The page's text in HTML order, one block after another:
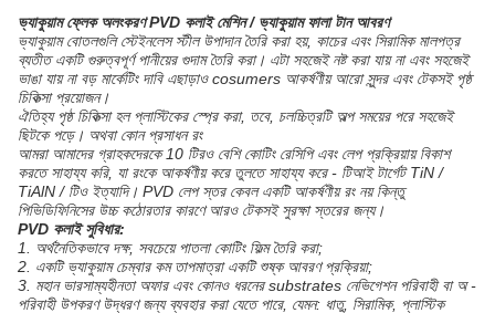
ভ্যাকুয়াম ফ্লেক অলংকরণ PVD কলাই মেশিন / ভ্যাকুয়াম ফালা টান আবরণ
ভ্যাকুয়াম বোতলগুলি স্টেইনলেস স্টীল উপাদান তৈরি করা হয়, কাচের এবং সিরামিক মালপত্র
ব্যতীত একটি গুরুত্বপূর্ণ পানীয়ের গুদাম তৈরি করা। এটা সহজেই নষ্ট করা যায় না এবং সহজেই
ভাঙা যায় না বড় মার্কেটিং দাবি এছাড়াও cosumers আকর্ষণীয় আরো সুন্দর এবং টেকসই পৃষ্ঠ
চিকিত্সা প্রয়োজন।
ঐতিহ্য পৃষ্ঠ চিকিত্সা হল প্লাস্টিকের স্প্রে করা, তবে, চলচ্চিত্রটি অল্প সময়ের পরে সহজেই
ছিটকে পড়ে। অথবা কোন প্রসাধন রং
আমরা আমাদের গ্রাহকদেরকে 10 টিরও বেশি কোটিং রেসিপি এবং লেপ প্রক্রিয়ায় বিকাশ
করতে সাহায্য করি, যা রংকে আকর্ষণীয় করে তুলতে সাহায্য করে - টিআই টার্গেট TiN /
TiAlN / টিও ইত্যাদি। PVD লেপ স্তর কেবল একটি আকর্ষণীয় রং নয় কিন্তু
পিভিডিফিনিসের উচ্চ কঠোরতার কারণে আরও টেকসই সুরক্ষা স্তরের জন্য।
PVD কলাই সুবিধার:
1. অর্থনৈতিকভাবে দক্ষ, সবচেয়ে পাতলা কোটিং ফিল্ম তৈরি করা;
2. একটি ভ্যাকুয়াম চেম্বার কম তাপমাত্রা একটি শুষ্ক আবরণ প্রক্রিয়া;
3. মহান ভারসাম্যহীনতা অফার এবং কোনও ধরনের substrates নেভিগেশন পরিবাহী বা অ -
পরিবাহী উপকরণ উদ্ধরণ জন্য ব্যবহার করা যেতে পারে, যেমন: ধাতু, সিরামিক, প্লাস্টিক